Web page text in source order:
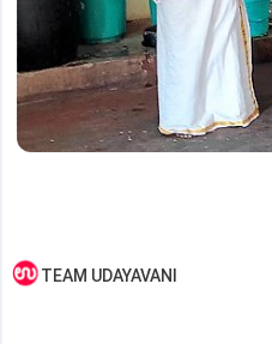
TEAM UDAYAVANI